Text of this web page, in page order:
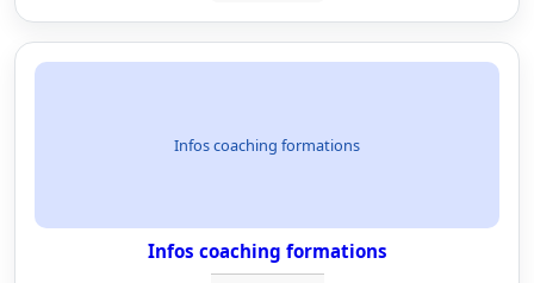
Infos coaching formations
Infos coaching formations